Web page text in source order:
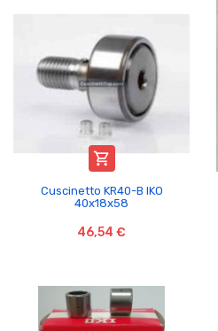

Cuscinetto KR40-B IKO
40x18x58
46,54 €